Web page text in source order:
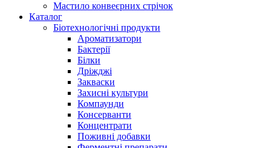
Мастило конвеєрних стрічок
Каталог
Біотехнологічні продукти
Ароматизатори
Бактерії
Білки
Дріжджі
Закваски
Захисні культури
Компаунди
Консерванти
Концентрати
Поживні добавки